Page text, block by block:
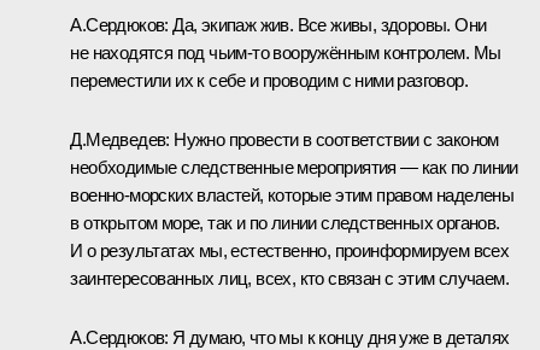
А.Сердюков: Да, экипаж жив. Все живы, здоровы. Они
не находятся под чьим‑то вооружённым контролем. Мы
переместили их к себе и проводим с ними разговор.
Д.Медведев: Нужно провести в соответствии с законом
необходимые следственные мероприятия — как по линии
военно-морских властей, которые этим правом наделены
в открытом море, так и по линии следственных органов.
И о результатах мы, естественно, проинформируем всех
заинтересованных лиц, всех, кто связан с этим случаем.
А.Сердюков: Я думаю, что мы к концу дня уже в деталях